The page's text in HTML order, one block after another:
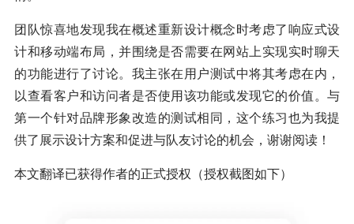
团队惊喜地发现我在概述重新设计概念时考虑了响应式设
计和移动端布局，并围绕是否需要在网站上实现实时聊天
的功能进行了讨论。我主张在用户测试中将其考虑在内，
以查看客户和访问者是否使用该功能或发现它的价值。与
第一个针对品牌形象改造的测试相同，这个练习也为我提
供了展示设计方案和促进与队友讨论的机会，谢谢阅读！
本文翻译已获得作者的正式授权（授权截图如下）